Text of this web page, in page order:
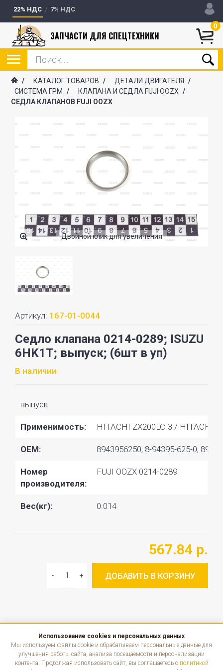
22% НДС 7% НДС
0
ЗАПЧАСТИ ДЛЯ СПЕЦТЕХНИКИ
/ КАТАЛОГ ТОВАРОВ / ДЕТАЛИ ДВИГАТЕЛЯ
/
СИСТЕМА ГРМ
/ КЛАПАНА И СЕДЛА FUJI OOZX /
СЕДЛА КЛАПАНОВ FUJI OOZX
Двойной клик для увеличения
Артикул: 167-01-0044
Седло клапана 0214-0289; ISUZU
6HK1T; выпуск; (6шт в уп)
В наличии
выпуск
Применимость: HITACHI ZX200LC-3 / HITACHI
OEM: 8943956250, 8-94395-625-0,
Номер
производителя:
FUJI OOZX 0214-0289
Вес(кг): 0.014
567.84 р.
ДОБАВИТЬ В КОРЗИНУ
КАТАЛОГ
ИНФОРМАЦИЯ
Использование cookies и персональных данных
Мы используем файлы cookie и обрабатываем персональные данные для
улучшения работы сайта, анализа посещаемости и персонализации
контента. Продолжая использовать сайт, вы соглашаетесь с политикой